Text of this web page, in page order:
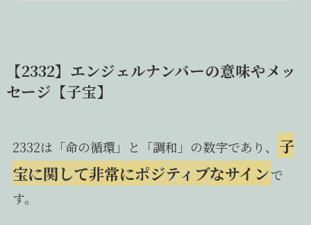
【2332】エンジェルナンバーの意味やメッ
セージ【子宝】
2332は「命の循環」と「調和」の数字であり、 子
宝に関して非常にポジティブなサインで
す。